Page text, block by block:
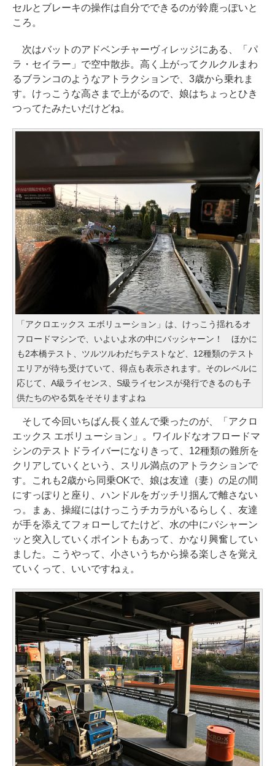
セルとブレーキの操作は自分でできるのが鈴鹿っぽいと
ころ。
次はバットのアドベンチャーヴィレッジにある、「パ
ラ・セイラー」で空中散歩。高く上がってクルクルまわ
るブランコのようなアトラクションで、3歳から乗れま
す。けっこうな高さまで上がるので、娘はちょっとひき
つってたみたいだけどね。
「アクロエックス エボリューション」は、けっこう揺れるオ
フロードマシンで、いよいよ水の中にバッシャーン！ ほかに
も2本橋テスト、ツルツルわだちテストなど、12種類のテスト
エリアが待ち受けていて、得点も表示されます。そのレベルに
応じて、A級ライセンス、S級ライセンスが発行できるのも子
供たちのやる気をそそりますよね
そして今回いちばん長く並んで乗ったのが、「アクロ
エックス エボリューション」。ワイルドなオフロードマ
シンのテストドライバーになりきって、12種類の難所を
クリアしていくという、スリル満点のアトラクションで
す。これも2歳から同乗OKで、娘は友達（妻）の足の間
にすっぽりと座り、ハンドルをガッチリ掴んで離さない
っ。まぁ、操縦にはけっこうチカラがいるらしく、友達
が手を添えてフォローしてたけど、水の中にバシャーン
ッと突入していくポイントもあって、かなり興奮してい
ました。こうやって、小さいうちから操る楽しさを覚え
ていくって、いいですねぇ。